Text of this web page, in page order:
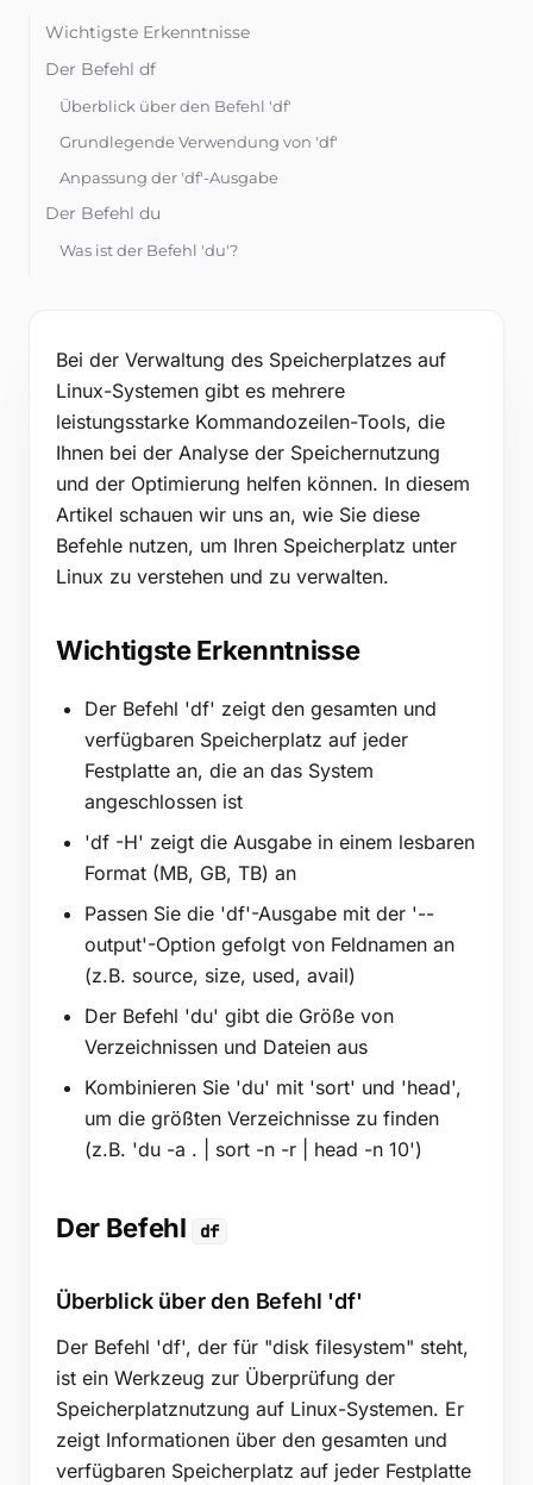
Wissensdatenbank
Wichtigste Erkenntnisse
Der Befehl df
Überblick über den Befehl 'df'
Grundlegende Verwendung von 'df'
Anpassung der 'df'-Ausgabe
Der Befehl du
Was ist der Befehl 'du'?
Der Befehl stat
Beispiel: Überprüfung von Dateiberechtigungen und
Eigentümern
Der Befehl fdisk -l
Beispiel: Identifizierung der gesamten
Festplattengröße und des freien Speicherplatzes
Kombination von Befehlen für eine detaillierte
Analyse
Filterung der Ergebnisse nach Größe
Ausschluss von Dateien nach Typ
Der Befehl ls -al
Beispiel: Große Dateien finden
Bei der Verwaltung des Speicherplatzes auf
Linux-Systemen gibt es mehrere
leistungsstarke Kommandozeilen-Tools, die
Ihnen bei der Analyse der Speichernutzung
und der Optimierung helfen können. In diesem
Artikel schauen wir uns an, wie Sie diese
Befehle nutzen, um Ihren Speicherplatz unter
Linux zu verstehen und zu verwalten.
Wichtigste Erkenntnisse
Der Befehl 'df' zeigt den gesamten und
verfügbaren Speicherplatz auf jeder
Festplatte an, die an das System
angeschlossen ist
'df -H' zeigt die Ausgabe in einem lesbaren
Format (MB, GB, TB) an
Passen Sie die 'df'-Ausgabe mit der '--
output'-Option gefolgt von Feldnamen an
(z.B. source, size, used, avail)
Der Befehl 'du' gibt die Größe von
Verzeichnissen und Dateien aus
Kombinieren Sie 'du' mit 'sort' und 'head',
um die größten Verzeichnisse zu finden
(z.B. 'du -a . | sort -n -r | head -n 10')
Der Befehl df
Überblick über den Befehl 'df'
Der Befehl 'df', der für "disk filesystem" steht,
ist ein Werkzeug zur Überprüfung der
Speicherplatznutzung auf Linux-Systemen. Er
zeigt Informationen über den gesamten und
verfügbaren Speicherplatz auf jeder Festplatte